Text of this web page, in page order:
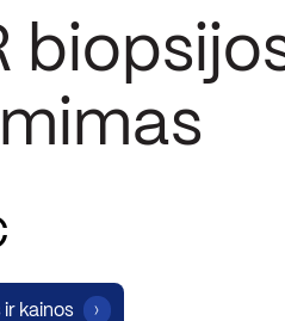
ir kainos